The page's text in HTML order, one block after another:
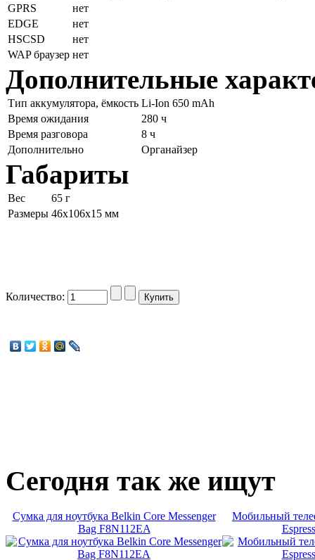
GPRS
нет
EDGE
нет
HSCSD
нет
WAP браузер нет
Дополнительные
Тип аккумулятора, ёмкость Li-Ion 650 mAh
Время ожидания
280 ч
Время разговора
8 ч
Дополнительно
Органайзер
Габариты
Вес
65 г
Размеры 46x106x15 мм
Количество:
Сегодня так же ищут
Сумка для ноутбука Belkin Core Messenger
Bag F8N112EA
Мобильный